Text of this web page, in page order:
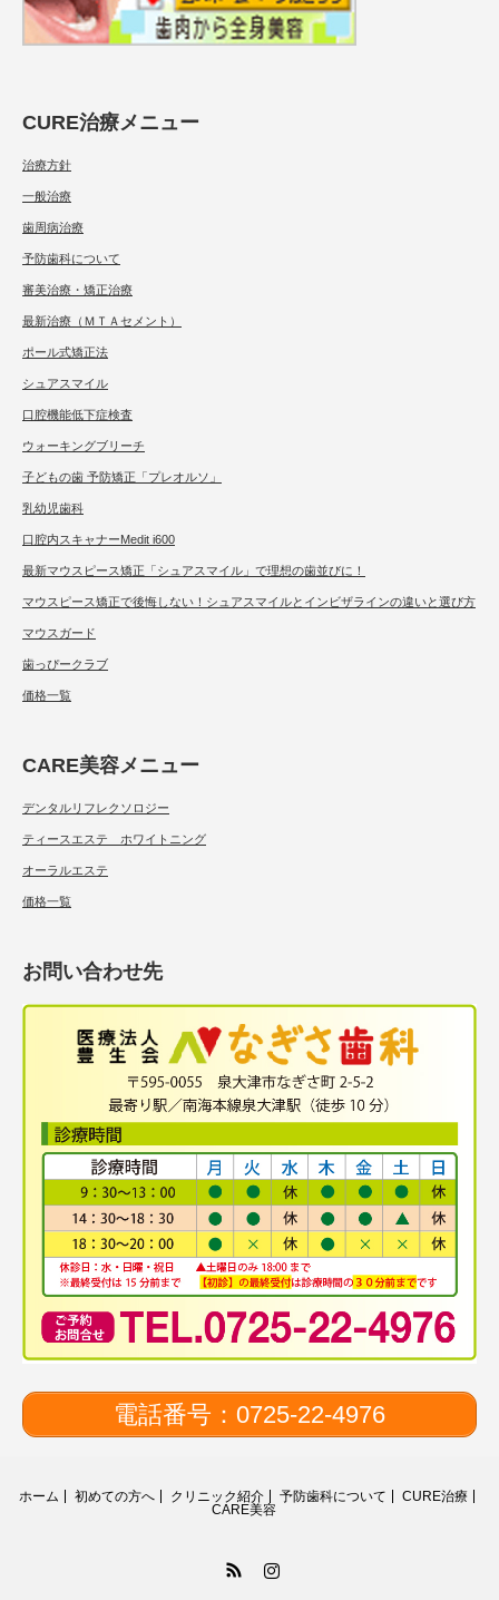
CURE治療メニュー
治療方針
一般治療
歯周病治療
予防歯科について
審美治療・矯正治療
最新治療（ＭＴＡセメント）
ポール式矯正法
シュアスマイル
口腔機能低下症検査
ウォーキングブリーチ
子どもの歯 予防矯正「プレオルソ」
乳幼児歯科
口腔内スキャナーMedit i600
最新マウスピース矯正「シュアスマイル」で理想の歯並びに！
マウスピース矯正で後悔しない！シュアスマイルとインビザラインの違いと選び方
マウスガード
歯っぴークラブ
価格一覧
CARE美容メニュー
デンタルリフレクソロジー
ティースエステ ホワイトニング
オーラルエステ
価格一覧
お問い合わせ先
電話番号：0725-22-4976
ホーム 初めての方へ クリニック紹介 予防歯科について
CURE治療
CARE美容